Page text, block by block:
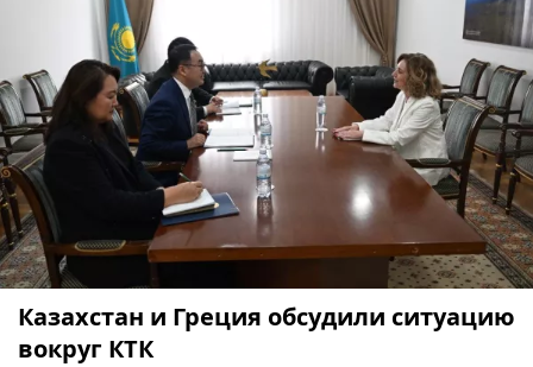
Казахстан и Греция обсудили ситуацию
вокруг КТК